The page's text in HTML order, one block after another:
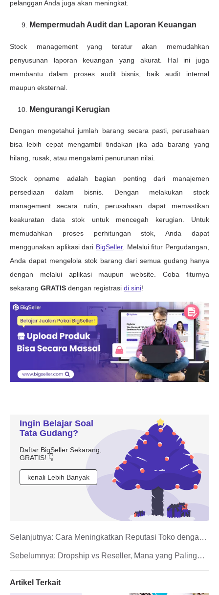
Ingin Belajar Soal
Tata Gudang?
Daftar BigSeller Sekarang,
GRATIS! 👇
kenali Lebih Banyak
Sebelumnya: Dropship vs Reseller, Mana yang Paling
Selanjutnya: Cara Meningkatkan Reputasi Toko dengan
Artikel Terkait